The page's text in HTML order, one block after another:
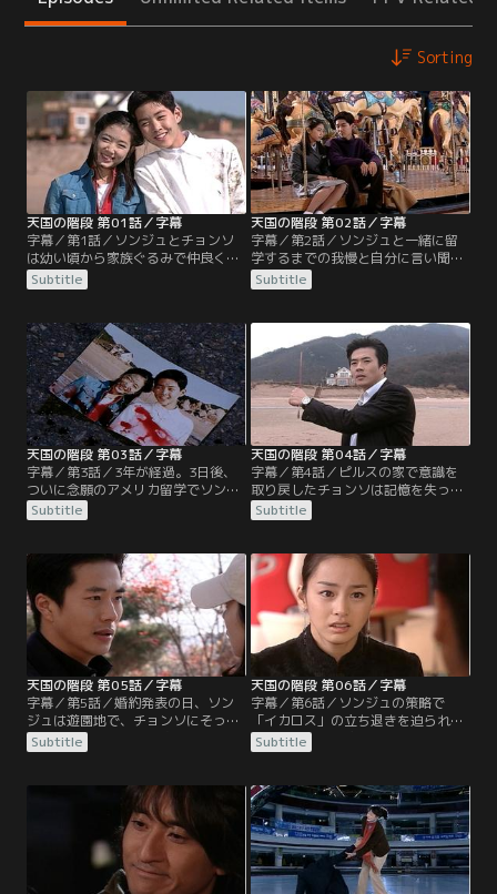
Sorting
天国の階段 第01話／字幕
字幕／第1話／ソンジュとチョンソ
は幼い頃から家族ぐるみで仲良くし
てきた。建築家であるチョンソの父
ハン教授は、病気で妻を亡くす。一
経営者で、父は交通事故で他界して
しまう。そんな中、ハン教授は、タ
レントのテ・ミラと再婚すること
に。しかし、ミラには、ピルスとい
う男との間にテファとユリという名
の隠し子がいる。
Subtitle
天国の階段 第02話／字幕
字幕／第2話／ソンジュと一緒に留
学するまでの我慢と自分に言い聞か
せ、いじめに絶えるチョンソ。しか
し、ミラの入れ知恵で、父ハンはチ
望する。ソンジュが出国する日、チ
ョンソはソンジュとお互いの思いを
確かめ合い、愛の証としてネックレ
スを交換する。ユリとミラのいじめ
は続いたが、テファが救世主とな
Subtitle
天国の階段 第03話／字幕
字幕／第3話／3年が経過。3日後、
ついに念願のアメリカ留学でソンジ
ュの元へ行けると心躍るチョンソ。
そんな時、ソンジュからチョンソに
チョンソに会うために一日早く帰国
したという。しかし、チョンソとソ
ンジュを会わせたくないユリは、車
でチョンソをはねる。血まみれのチ
ョンソを病院に連れていくが…。
Subtitle
天国の階段 第04話／字幕
字幕／第4話／ピルスの家で意識を
取り戻したチョンソは記憶を失って
いた。テファはピルスと3人で暮ら
そうと言い、3人は周囲から姿を消
チスと呼ばれながら、服の販売をし
ている。テファはチョルスという名
で、チョンソを手伝いながら絵を描
いている。一方、ソンジュとユリは
アメリカから帰国。2人は婚約発表
する予定だが…。
Subtitle
天国の階段 第05話／字幕
字幕／第5話／婚約発表の日、ソン
ジュは遊園地で、チョンソにそっく
りな女性を見つける。追いかけて捕
まえるが、彼女はキム・ジスと名乗
ュは婚約発表の場に現れず、ユリは
激怒する。チョンソを諦めきれない
ソンジュは、チャン理事に調査を依
頼し、ソンジュは、チスとチョルス
が一緒に住んでいることを知る。
Subtitle
天国の階段 第06話／字幕
字幕／第6話／ソンジュの策略で
「イカロス」の立ち退きを迫られた
チスとチェヒは途方に暮れる。ソン
ジュはチェヒだけを呼び出し、新ブ
する。閉店に追い込まれ困っていた
チェヒは、チスにも相談せず直ぐさ
ま契約書にサインする。チスは、新
しい雇い主がソンジュであることが
わかり契約解消を訴えるが…。
Subtitle